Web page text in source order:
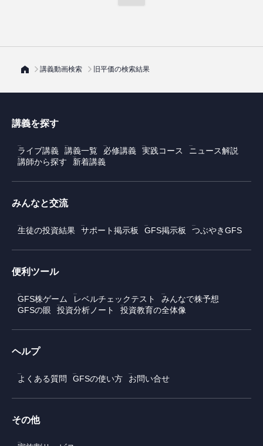
講義動画検索 旧平価の検索結果
講義を探す
ライブ講義 講義一覧 必修講義 実践コース
ニュース解説
講師から探す
新着講義
みんなと交流
生徒の投資結果 サポート掲示板 GFS掲示板 つぶやきGFS
便利ツール
GFS株ゲーム レベルチェックテスト
みんなで株予想
GFSの眼
投資分析ノート 投資教育の全体像
ヘルプ
よくある質問 GFSの使い方 お問い合せ
その他